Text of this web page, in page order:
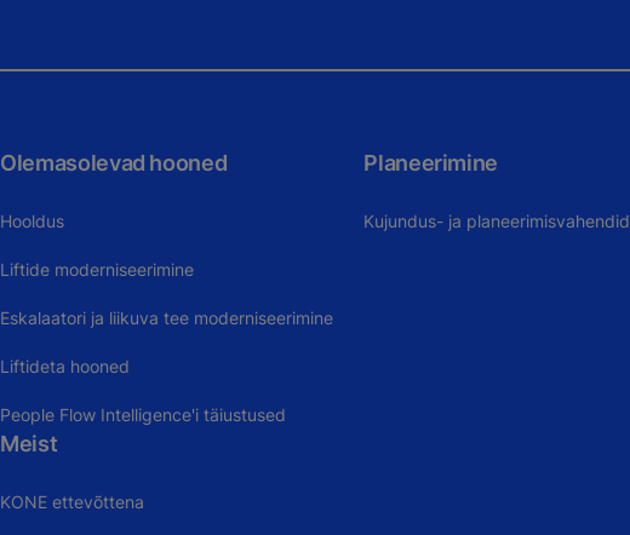
Olemasolevad hooned
Hooldus
Liftide moderniseerimine
Eskalaatori ja liikuva tee moderniseerimine
Liftideta hooned
People Flow Intelligence'i täiustused
Planeerimine
Kujundus- ja planeerimisvahendid
Meist
KONE ettevõttena